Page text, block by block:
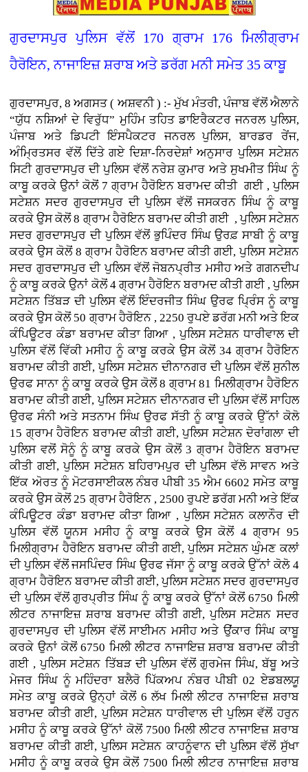
ਗੁਰਦਾਸਪੁਰ ਪੁਲਿਸ ਵੱਲੋਂ 170 ਗ੍ਰਾਮ 176 ਮਿਲੀਗ੍ਰਾਮ
ਹੈਰੋਇਨ, ਨਾਜਾਇਜ਼ ਸ਼ਰਾਬ ਅਤੇ ਡਰੱਗ ਮਨੀ ਸਮੇਤ 35 ਕਾਬੂ
ਗੁਰਦਾਸਪੁਰ, 8 ਅਗਸਤ ( ਅਸ਼ਵਨੀ ) :- ਮੁੱਖ ਮੰਤਰੀ, ਪੰਜਾਬ ਵੱਲੋਂ ਐਲਾਨੇ
“ਯੁੱਧ ਨਸ਼ਿਆਂ ਦੇ ਵਿਰੁੱਧ” ਮੁਹਿੰਮ ਤਹਿਤ ਡਾਇਰੈਕਟਰ ਜਨਰਲ ਪੁਲਿਸ,
ਪੰਜਾਬ ਅਤੇ ਡਿਪਟੀ ਇੰਸਪੈਕਟਰ ਜਨਰਲ ਪੁਲਿਸ, ਬਾਰਡਰ ਰੇਂਜ,
ਅੰਮ੍ਰਿਤਸਰ ਵੱਲੋਂ ਦਿੱਤੇ ਗਏ ਦਿਸ਼ਾ-ਨਿਰਦੇਸ਼ਾਂ ਅਨੁਸਾਰ ਪੁਲਿਸ ਸਟੇਸ਼ਨ
ਸਿਟੀ ਗੁਰਦਾਸਪੁਰ ਦੀ ਪੁਲਿਸ ਵੱਲੋਂ ਨਰੇਸ਼ ਕੁਮਾਰ ਅਤੇ ਸੁਖਮੀਤ ਸਿੰਘ ਨੂੰ
ਕਾਬੂ ਕਰਕੇ ਉਨਾਂ ਕੋਲੋਂ 7 ਗ੍ਰਾਮ ਹੈਰੋਇਨ ਬਰਾਮਦ ਕੀਤੀ ਗਈ , ਪੁਲਿਸ
ਸਟੇਸ਼ਨ ਸਦਰ ਗੁਰਦਾਸਪੁਰ ਦੀ ਪੁਲਿਸ ਵੱਲੋਂ ਜਸਕਰਨ ਸਿੰਘ ਨੂੰ ਕਾਬੂ
ਕਰਕੇ ਉਸ ਕੋਲੋਂ 8 ਗ੍ਰਾਮ ਹੈਰੋਇਨ ਬਰਾਮਦ ਕੀਤੀ ਗਈ , ਪੁਲਿਸ ਸਟੇਸ਼ਨ
ਸਦਰ ਗੁਰਦਾਸਪੁਰ ਦੀ ਪੁਲਿਸ ਵੱਲੋਂ ਭੁਪਿੰਦਰ ਸਿੰਘ ਉਰਫ਼ ਸਾਬੀ ਨੂੰ ਕਾਬੂ
ਕਰਕੇ ਉਸ ਕੋਲੋਂ 8 ਗ੍ਰਾਮ ਹੈਰੋਇਨ ਬਰਾਮਦ ਕੀਤੀ ਗਈ, ਪੁਲਿਸ ਸਟੇਸ਼ਨ
ਸਦਰ ਗੁਰਦਾਸਪੁਰ ਦੀ ਪੁਲਿਸ ਵੱਲੋਂ ਜੋਬਨਪ੍ਰੀਤ ਮਸੀਹ ਅਤੇ ਗਗਨਦੀਪ
ਨੂੰ ਕਾਬੂ ਕਰਕੇ ਉਨਾਂ ਕੋਲੋਂ 4 ਗ੍ਰਾਮ ਹੈਰੋਇਨ ਬਰਾਮਦ ਕੀਤੀ ਗਈ , ਪੁਲਿਸ
ਸਟੇਸ਼ਨ ਤਿੱਬੜ ਦੀ ਪੁਲਿਸ ਵੱਲੋਂ ਇੰਦਰਜੀਤ ਸਿੰਘ ਉਰਫ ਪ੍ਰਿੰਸ ਨੂੰ ਕਾਬੂ
ਕਰਕੇ ਉਸ ਕੋਲੋਂ 50 ਗ੍ਰਾਮ ਹੈਰੋਇਨ , 2250 ਰੁਪਏ ਡਰੱਗ ਮਨੀ ਅਤੇ ਇਕ
ਕੰਪਿਊਟਰ ਕੰਡਾ ਬਰਾਮਦ ਕੀਤਾ ਗਿਆ , ਪੁਲਿਸ ਸਟੇਸ਼ਨ ਧਾਰੀਵਾਲ ਦੀ
ਪੁਲਿਸ ਵੱਲੋਂ ਵਿੱਕੀ ਮਸੀਹ ਨੂੰ ਕਾਬੂ ਕਰਕੇ ਉਸ ਕੋਲੋਂ 34 ਗ੍ਰਾਮ ਹੈਰੋਇਨ
ਬਰਾਮਦ ਕੀਤੀ ਗਈ, ਪੁਲਿਸ ਸਟੇਸ਼ਨ ਦੀਨਾਨਗਰ ਦੀ ਪੁਲਿਸ ਵੱਲੋਂ ਸੁਨੀਲ
ਉਰਫ ਸਾਨਾ ਨੂੰ ਕਾਬੂ ਕਰਕੇ ਉਸ ਕੋਲੋਂ 8 ਗ੍ਰਾਮ 81 ਮਿਲੀਗ੍ਰਾਮ ਹੈਰੋਇਨ
ਬਰਾਮਦ ਕੀਤੀ ਗਈ, ਪੁਲਿਸ ਸਟੇਸ਼ਨ ਦੀਨਾਨਗਰ ਦੀ ਪੁਲਿਸ ਵੱਲੋਂ ਸਾਹਿਲ
ਉਰਫ ਸੰਨੀ ਅਤੇ ਸਤਨਾਮ ਸਿੰਘ ਉਰਫ ਸੱਤੀ ਨੂੰ ਕਾਬੂ ਕਰਕੇ ਉੱਨਾਂ ਕੋਲੋ
15 ਗ੍ਰਾਮ ਹੈਰੋਇਨ ਬਰਾਮਦ ਕੀਤੀ ਗਈ, ਪੁਲਿਸ ਸਟੇਸ਼ਨ ਦੋਰਾਂਗਲਾ ਦੀ
ਪੁਲਿਸ ਵਲੋਂ ਸੋਨੂੰ ਨੂੰ ਕਾਬੂ ਕਰਕੇ ਉਸ ਕੋਲੋਂ 3 ਗ੍ਰਾਮ ਹੈਰੋਇਨ ਬਰਾਮਦ
ਕੀਤੀ ਗਈ, ਪੁਲਿਸ ਸਟੇਸ਼ਨ ਬਹਿਰਾਮਪੁਰ ਦੀ ਪੁਲਿਸ ਵੱਲੋ ਸਾਵਨ ਅਤੇ
ਇੱਕ ਅੋਰਤ ਨੂੰ ਮੋਟਰਸਾਈਕਲ ਨੰਬਰ ਪੀਬੀ 35 ਐਮ 6602 ਸਮੇਤ ਕਾਬੂ
ਕਰਕੇ ਉਸ ਕੋਲੋਂ 25 ਗ੍ਰਾਮ ਹੈਰੋਇਨ , 2500 ਰੁਪਏ ਡਰੱਗ ਮਨੀ ਅਤੇ ਇੱਕ
ਕੰਪਿਊਟਰ ਕੰਡਾ ਬਰਾਮਦ ਕੀਤਾ ਗਿਆ , ਪੁਲਿਸ ਸਟੇਸ਼ਨ ਕਲਾਨੌਰ ਦੀ
ਪੁਲਿਸ ਵੱਲੋਂ ਯੂਨਸ ਮਸੀਹ ਨੂੰ ਕਾਬੂ ਕਰਕੇ ਉਸ ਕੋਲੋਂ 4 ਗ੍ਰਾਮ 95
ਮਿਲੀਗ੍ਰਾਮ ਹੈਰੋਇਨ ਬਰਾਮਦ ਕੀਤੀ ਗਈ, ਪੁਲਿਸ ਸਟੇਸ਼ਨ ਘੁੰਮਣ ਕਲਾਂ
ਦੀ ਪੁਲਿਸ ਵੱਲੋਂ ਜਸਪਿੰਦਰ ਸਿੰਘ ਉਰਫ ਜੱਸਾ ਨੂੰ ਕਾਬੂ ਕਰਕੇ ਉੱਨਾਂ ਕੋਲੋ 4
ਗ੍ਰਾਮ ਹੈਰੋਇਨ ਬਰਾਮਦ ਕੀਤੀ ਗਈ, ਪੁਲਿਸ ਸਟੇਸ਼ਨ ਸਦਰ ਗੁਰਦਾਸਪੁਰ
ਦੀ ਪੁਲਿਸ ਵੱਲੋਂ ਗੁਰਪ੍ਰੀਤ ਸਿੰਘ ਨੂੰ ਕਾਬੂ ਕਰਕੇ ਉੱਨਾਂ ਕੋਲੋਂ 6750 ਮਿਲੀ
ਲੀਟਰ ਨਾਜਾਇਜ਼ ਸ਼ਰਾਬ ਬਰਾਮਦ ਕੀਤੀ ਗਈ, ਪੁਲਿਸ ਸਟੇਸ਼ਨ ਸਦਰ
ਗੁਰਦਾਸਪੁਰ ਦੀ ਪੁਲਿਸ ਵੱਲੋਂ ਸਾਈਮਨ ਮਸੀਹ ਅਤੇ ਉਂਕਾਰ ਸਿੰਘ ਕਾਬੂ
ਕਰਕੇ ਉਨਾਂ ਕੋਲੋਂ 6750 ਮਿਲੀ ਲੀਟਰ ਨਾਜਾਇਜ਼ ਸ਼ਰਾਬ ਬਰਾਮਦ ਕੀਤੀ
ਗਈ , ਪੁਲਿਸ ਸਟੇਸ਼ਨ ਤਿੱਬੜ ਦੀ ਪੁਲਿਸ ਵੱਲੋਂ ਗੁਰਮੇਜ ਸਿੰਘ, ਬੱਬੂ ਅਤੇ
ਮੇਜਰ ਸਿੰਘ ਨੂੰ ਮਹਿੰਦਰਾ ਬਲੈਰੋ ਪਿੱਕਅਪ ਨੰਬਰ ਪੀਬੀ 02 ਏਡਬਲਯੂ
ਸਮੇਤ ਕਾਬੂ ਕਰਕੇ ਉਨ੍ਹਾਂ ਕੋਲੋਂ 6 ਲੱਖ ਮਿਲੀ ਲੀਟਰ ਨਾਜਾਇਜ਼ ਸ਼ਰਾਬ
ਬਰਾਮਦ ਕੀਤੀ ਗਈ, ਪੁਲਿਸ ਸਟੇਸ਼ਨ ਧਾਰੀਵਾਲ ਦੀ ਪੁਲਿਸ ਵੱਲੋਂ ਹਰੁਨ
ਮਸੀਹ ਨੂੰ ਕਾਬੂ ਕਰਕੇ ਉੱਨਾਂ ਕੋਲੋਂ 7500 ਮਿਲੀ ਲੀਟਰ ਨਾਜਾਇਜ਼ ਸ਼ਰਾਬ
ਬਰਾਮਦ ਕੀਤੀ ਗਈ, ਪੁਲਿਸ ਸਟੇਸ਼ਨ ਕਾਹਨੂੰਵਾਨ ਦੀ ਪੁਲਿਸ ਵੱਲੋਂ ਸੁੱਖਾ
ਮਸੀਹ ਨੂੰ ਕਾਬੂ ਕਰਕੇ ਉਸ ਕੋਲੋਂ 7500 ਮਿਲੀ ਲੀਟਰ ਨਾਜਾਇਜ਼ ਸ਼ਰਾਬ